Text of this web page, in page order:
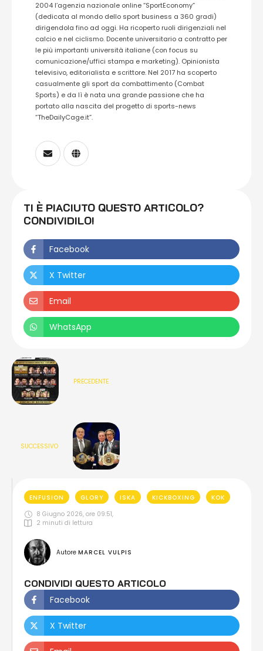
2004 l’agenzia nazionale online “SportEconomy”
(dedicata al mondo dello sport business a 360 gradi)
dirigendola fino ad oggi. Ha ricoperto ruoli dirigenziali nel
calcio e nel ciclismo. Docente universitario a contratto per
le più importanti università italiane (con focus su
comunicazione/uffici stampa e marketing). Opinionista
televisivo, editorialista e scrittore. Nel 2017 ha scoperto
casualmente gli sport da combattimento (Combat
Sports) e da lì è nata una grande passione che ha
portato alla nascita del progetto di sports-news
“TheDailyCage.it”.
TI È PIACIUTO QUESTO ARTICOLO?
CONDIVIDILO!
Facebook
X Twitter
Email
WhatsApp
PRECEDENTE
SUCCESSIVO
ENFUSION GLORY ISKA KICKBOXING
KOK
8 Giugno 2026, ore 09:51,
2 minuti di lettura
Autore MARCEL VULPIS
CONDIVIDI QUESTO ARTICOLO
Facebook
X Twitter